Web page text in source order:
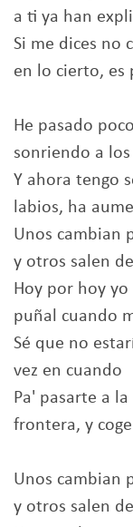
a ti ya han
Si me dices no
en lo cierto, es
He pasado
sonriendo a
Y ahora tengo
labios, ha
Unos cambian
y otros salen
Hoy por hoy
puñal cuando
Sé que no
vez en cuando
Pa' pasarte a
frontera, y
Unos cambian
y otros salen